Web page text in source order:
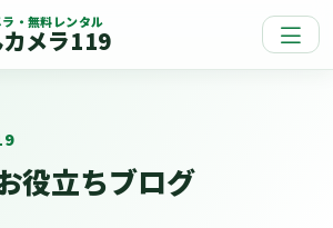
・無料レンタル
メラ119
役立ちブログ